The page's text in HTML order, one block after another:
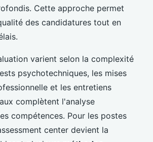
Cette approche permet
des candidatures tout en
varient selon la complexité
psychotechniques, les mises
et les entretiens
complètent l'analyse
compétences. Pour les postes
center devient la